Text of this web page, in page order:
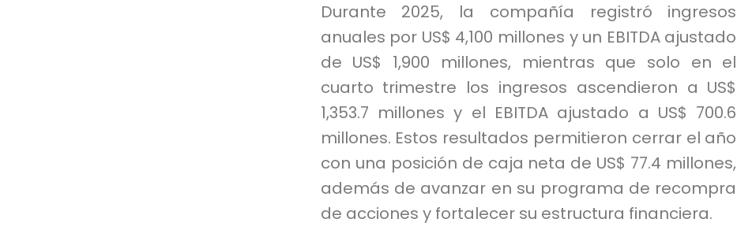
Durante 2025, la compañía registró ingresos
anuales por US$ 4,100 millones y un EBITDA ajustado
de US$ 1,900 millones, mientras que solo en el
cuarto trimestre los ingresos ascendieron a US$
1,353.7 millones y el EBITDA ajustado a US$ 700.6
millones. Estos resultados permitieron cerrar el año
con una posición de caja neta de US$ 77.4 millones,
además de avanzar en su programa de recompra
de acciones y fortalecer su estructura financiera.